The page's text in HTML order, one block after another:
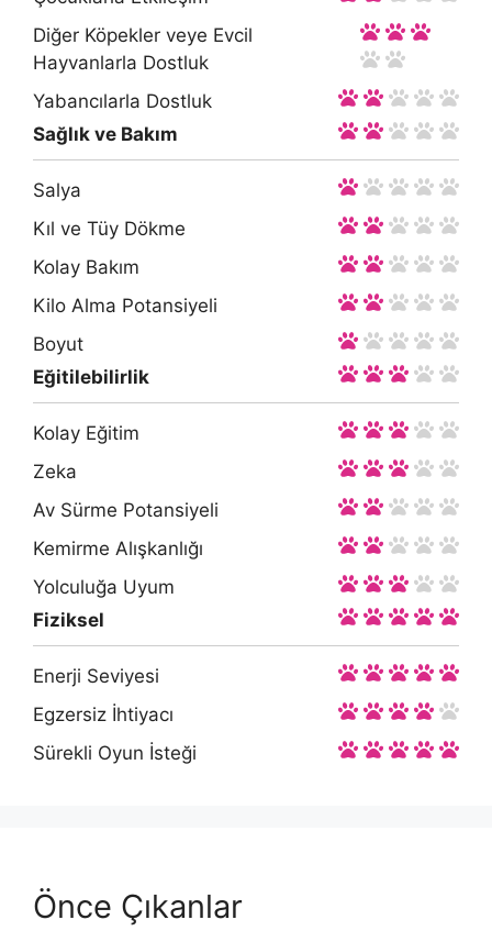
Diğer Köpekler veye Evcil
Hayvanlarla Dostluk
Yabancılarla Dostluk
Sağlık ve Bakım
Salya
Kıl ve Tüy Dökme
Kolay Bakım
Kilo Alma Potansiyeli
Boyut
Eğitilebilirlik
Kolay Eğitim
Zeka
Av Sürme Potansiyeli
Kemirme Alışkanlığı
Yolculuğa Uyum
Fiziksel
Enerji Seviyesi
Egzersiz İhtiyacı
Sürekli Oyun İsteği
Önce Çıkanlar